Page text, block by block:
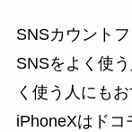
SNSカウント
SNSをよく使
く使う人にも
iPhoneXはドコ